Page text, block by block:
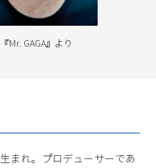
Mr. GAGA』より
まれ。プロデューサーであ